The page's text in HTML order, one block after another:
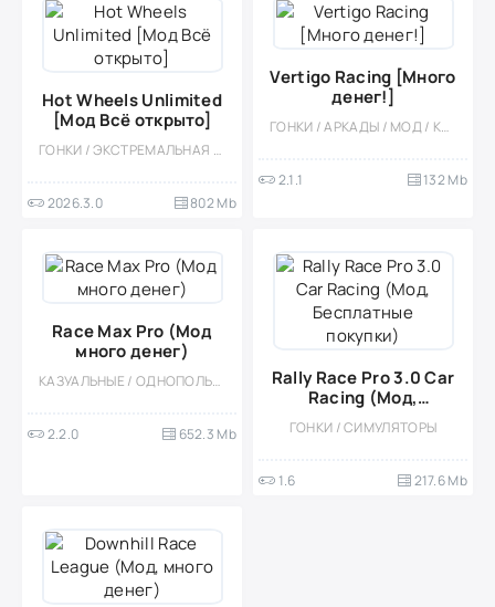
Hot Wheels Unlimited
[Мод Всё открыто]
ГОНКИ / ЭКСТРЕМАЛЬНАЯ ЕЗДА / ОДНОПОЛЬЗОВАТЕЛЬСКИЕ / ОФЛАЙН / СТИЛИЗАЦИЯ / ДЛЯ ДЕТЕЙ / МОД / БОЛЬШАЯ / АРКАДЫ / ВСТРОЕННЫЙ КЕШ
2026.3.0 802 Mb
Vertigo Racing [Много
денег!]
ГОНКИ / АРКАДЫ / МОД / КАЗУАЛЬНЫЕ / ОДНОПОЛЬЗОВАТЕЛЬСКИЕ / СТИЛИЗАЦИЯ / ОФЛАЙН / УПРАВЛЕНИЕ
2.1.1 132 Mb
Race Max Pro (Мод
много денег)
КАЗУАЛЬНЫЕ / ОДНОПОЛЬЗОВАТЕЛЬСКИЕ / ОФЛАЙН / СТИЛИЗАЦИЯ / ГОНКИ / МОД / БОЛЬШАЯ / АРКАДЫ / 3D / ВСТРОЕННЫЙ КЕШ
2.2.0 652.3 Mb
Rally Race Pro 3.0 Car
Racing (Мод,
Бесплатные покупки)
ГОНКИ / СИМУЛЯТОРЫ
1.6 217.6 Mb